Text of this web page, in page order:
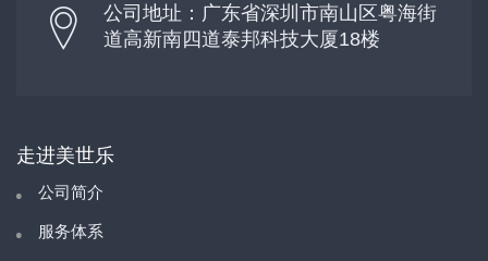
公司地址：广东省深圳市南山区粤海街
道高新南四道泰邦科技大厦18楼
走进美世乐
公司简介
服务体系